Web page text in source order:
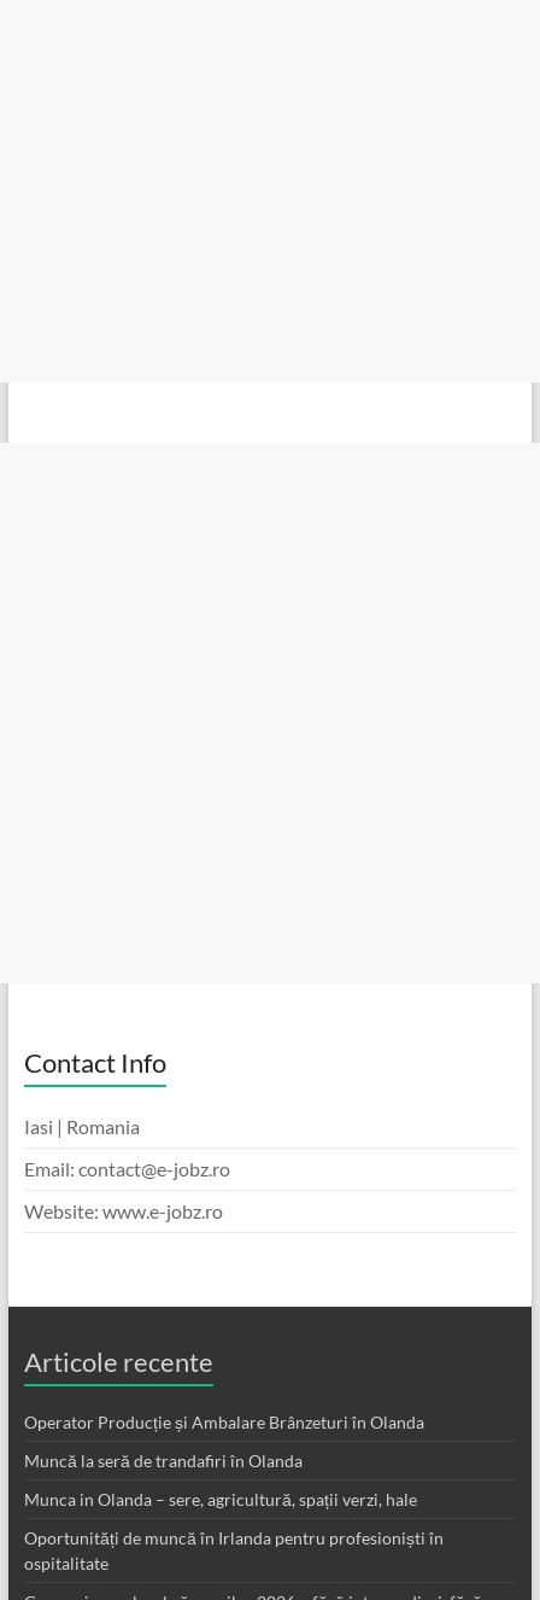
Contact Info
Iasi | Romania
Email: contact@e-jobz.ro
Website: www.e-jobz.ro
Articole recente
Operator Producție și Ambalare Brânzeturi în Olanda
Muncă la seră de trandafiri în Olanda
Munca in Olanda – sere, agricultură, spații verzi, hale
Oportunități de muncă în Irlanda pentru profesioniști în
ospitalitate